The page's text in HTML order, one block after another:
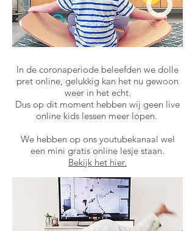
In de coronaperiode beleefden we dolle
pret online, gelukkig kan het nu gewoon
weer in het echt.
Dus op dit moment hebben wij geen live
online kids lessen meer lopen.
We hebben op ons youtubekanaal wel
een mini gratis online lesje staan.
Bekijk het hier.